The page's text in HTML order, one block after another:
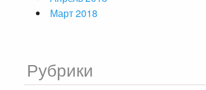
Март 2018
Рубрики